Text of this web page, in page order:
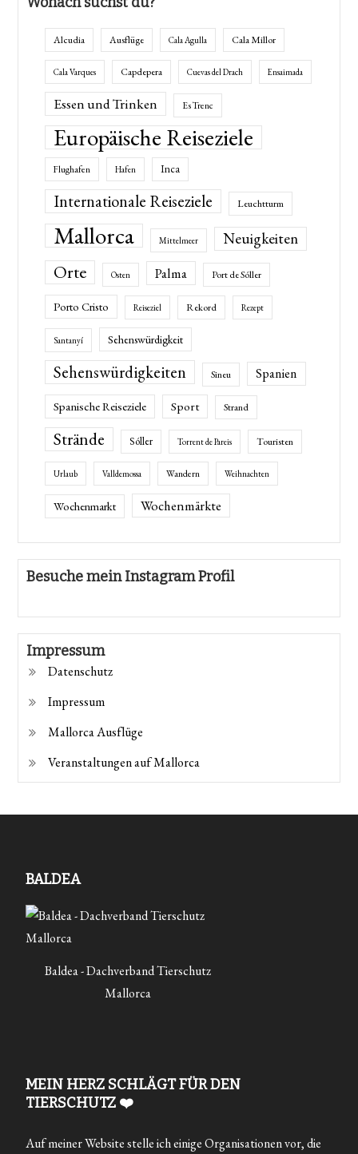
Alcudia Ausflüge Cala Agulla Cala Millor
Cala Varques Capdepera Cuevas del Drach Ensaimada
Essen und Trinken Es Trenc
Europäische Reiseziele
Flughafen Hafen Inca
Internationale Reiseziele Leuchtturm
Mallorca Mittelmeer Neuigkeiten
Orte Osten Palma Port de Sóller
Porto Cristo Reiseziel Rekord Rezept
Santanyí Sehenswürdigkeit
Sehenswürdigkeiten Sineu Spanien
Spanische Reiseziele Sport Strand
Strände Sóller Torrent de Pareis Touristen
Urlaub Valldemossa Wandern Weihnachten
Wochenmarkt Wochenmärkte
Besuche mein Instagram Profil
Impressum
Datenschutz
Impressum
Mallorca Ausflüge
Veranstaltungen auf Mallorca
BALDEA
Baldea - Dachverband Tierschutz
Mallorca
MEIN HERZ SCHLÄGT FÜR DEN
TIERSCHUTZ ❤️
Auf meiner Website stelle ich einige Organisationen vor, die